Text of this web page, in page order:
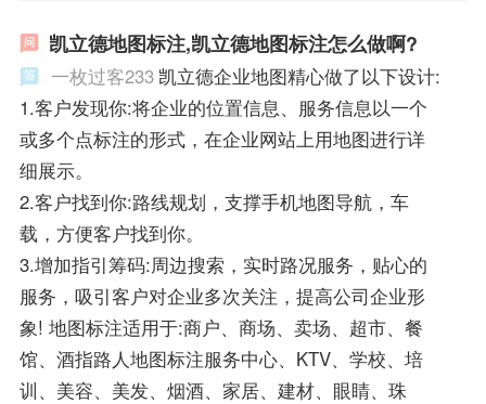
凯立德地图标注,凯立德地图标注怎么做啊?
一枚过客233 凯立德企业地图精心做了以下设计:
1.客户发现你:将企业的位置信息、服务信息以一个
或多个点标注的形式，在企业网站上用地图进行详
细展示。
2.客户找到你:路线规划，支撑手机地图导航，车
载，方便客户找到你。
3.增加指引筹码:周边搜索，实时路况服务，贴心的
服务，吸引客户对企业多次关注，提高公司企业形
象! 地图标注适用于:商户、商场、卖场、超市、餐
馆、酒指路人地图标注服务中心、KTV、学校、培
训、美容、美发、烟酒、家居、建材、眼睛、珠